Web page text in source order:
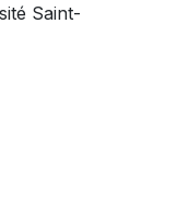
Saint-